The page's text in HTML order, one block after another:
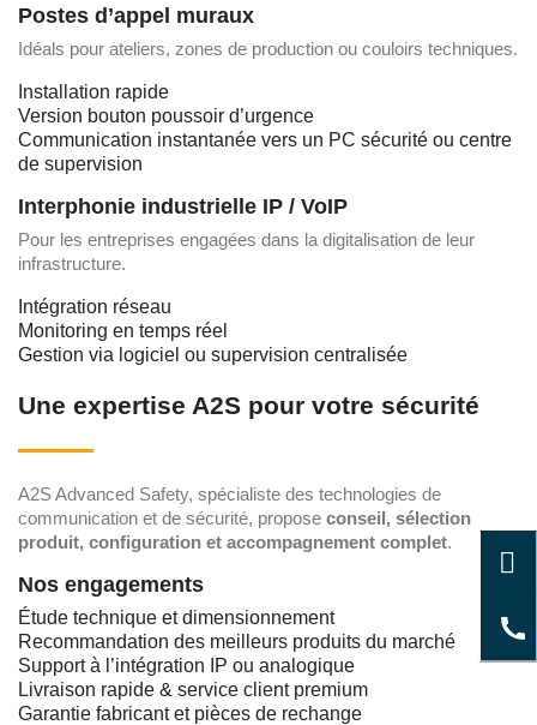
Postes d’appel muraux
Idéals pour ateliers, zones de production ou couloirs techniques.
Installation rapide
Version bouton poussoir d’urgence
Communication instantanée vers un PC sécurité ou centre
de supervision
Interphonie industrielle IP / VoIP
Pour les entreprises engagées dans la digitalisation de leur
infrastructure.
Intégration réseau
Monitoring en temps réel
Gestion via logiciel ou supervision centralisée
Une expertise A2S pour votre sécurité
A2S Advanced Safety, spécialiste des technologies de
communication et de sécurité, propose conseil, sélection
produit, configuration et accompagnement complet.
Nos engagements
Étude technique et dimensionnement
Recommandation des meilleurs produits du marché
Support à l’intégration IP ou analogique
Livraison rapide & service client premium
Garantie fabricant et pièces de rechange